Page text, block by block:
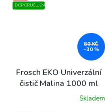
DOPORUČUJEME
80 KČ
–30 %
Frosch EKO Univerzální
čistič Malina 1000 ml
Skladem